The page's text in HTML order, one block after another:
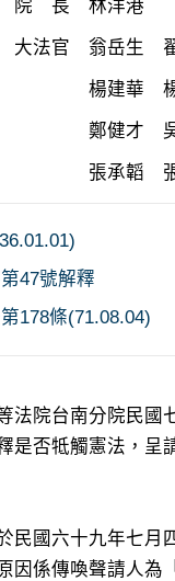
47號解釋
178條(71.08.04)
法院台南分院民國
是否牴觸憲法，呈
民國六十九年七
因係傳喚聲請人為